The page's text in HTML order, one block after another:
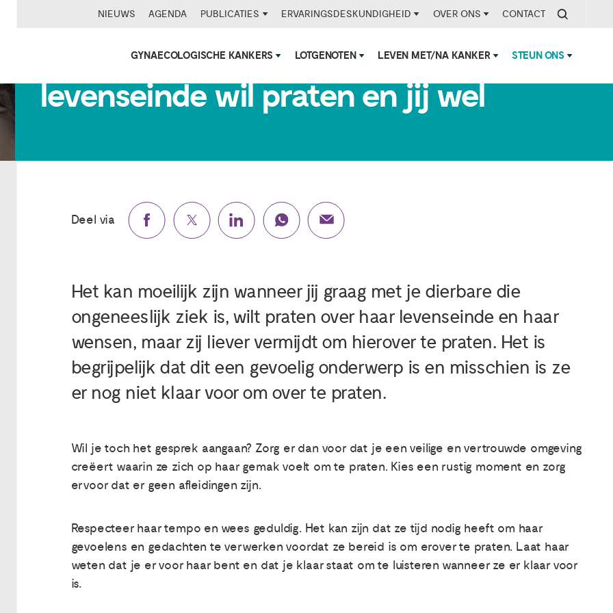
NIEUWS AGENDA PUBLICATIES ERVARINGSDESKUNDIGHEID OVER ONS CONTACT
GYNAECOLOGISCHE KANKERS LOTGENOTEN LEVEN MET/NA KANKER STEUN ONS
Wanneer je dierbare niet over haar
levenseinde wil praten en jij wel
Deel via
Het kan moeilijk zijn wanneer jij graag met je dierbare die
ongeneeslijk ziek is, wilt praten over haar levenseinde en haar
wensen, maar zij liever vermijdt om hierover te praten. Het is
begrijpelijk dat dit een gevoelig onderwerp is en misschien is ze
er nog niet klaar voor om over te praten.
Wil je toch het gesprek aangaan? Zorg er dan voor dat je een veilige en vertrouwde omgeving
creëert waarin ze zich op haar gemak voelt om te praten. Kies een rustig moment en zorg
ervoor dat er geen afleidingen zijn.
Respecteer haar tempo en wees geduldig. Het kan zijn dat ze tijd nodig heeft om haar
gevoelens en gedachten te verwerken voordat ze bereid is om erover te praten. Laat haar
weten dat je er voor haar bent en dat je klaar staat om te luisteren wanneer ze er klaar voor
is.